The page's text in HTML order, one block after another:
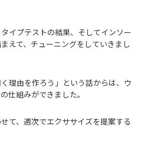
イプテストの結果、そしてインソー
えて、チューニングをしていきまし
理由を作ろう」という話からは、ウ
仕組みができました。
て、週次でエクササイズを提案する